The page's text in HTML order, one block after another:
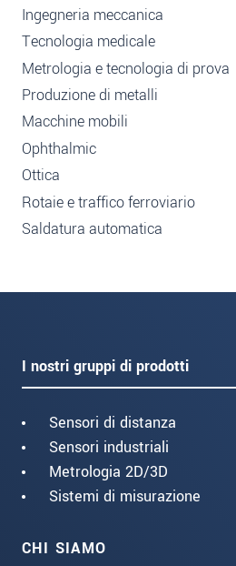
Ingegneria meccanica
Tecnologia medicale
Metrologia e tecnologia di prova
Produzione di metalli
Macchine mobili
Ophthalmic
Ottica
Rotaie e traffico ferroviario
Saldatura automatica
I nostri gruppi di prodotti
Sensori di distanza
Sensori industriali
Metrologia 2D/3D
Sistemi di misurazione
CHI SIAMO